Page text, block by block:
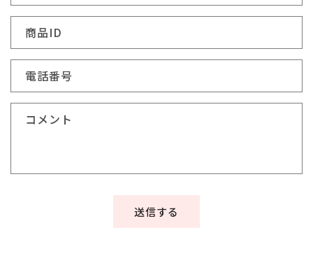
ー
商品ID
電話番号
コメント
送信する